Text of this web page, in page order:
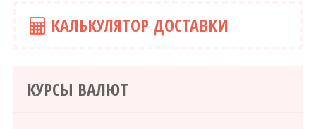
КАЛЬКУЛЯТОР ДОСТАВКИ
КУРСЫ ВАЛЮТ